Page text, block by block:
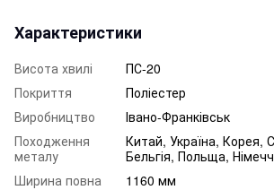
Характеристики
Висота хвилі
ПС-20
Покриття
Поліестер
Виробництво
Івано-Франківськ
Походження
металу
Китай, Україна, Корея,
Бельгія, Польща,
Ширина повна
1160 мм